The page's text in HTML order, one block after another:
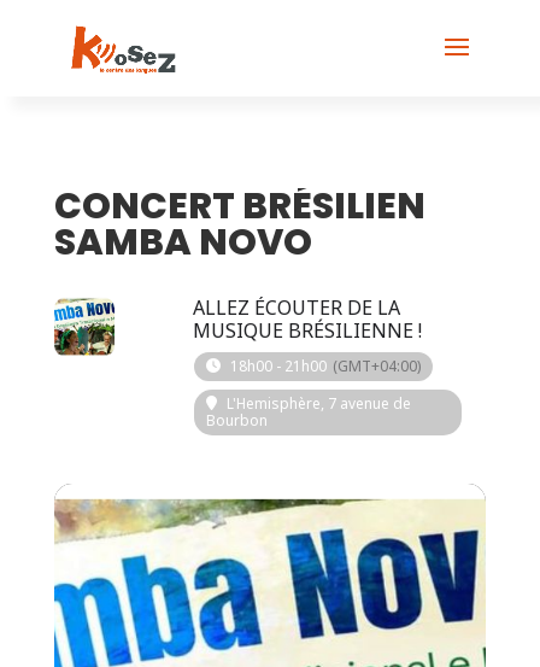
CONCERT BRÉSILIEN
SAMBA NOVO
ALLEZ ÉCOUTER DE LA
MUSIQUE BRÉSILIENNE !
18h00 - 21h00 (GMT+04:00)
L'Hemisphère, 7 avenue de
Bourbon